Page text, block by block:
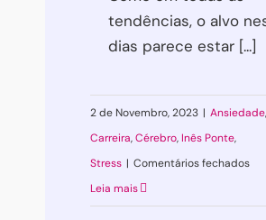
tendências, o alvo
dias parece estar [...]
2 de Novembro, 2023 | Ansiedade,
Carreira,Cérebro, Inês Ponte,
Stress | Comentários fechadosem
Leia mais